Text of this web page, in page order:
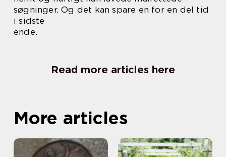
søgninger. Og det kan spare en for en del tid
i sidste
ende.
Read more articles here
More articles